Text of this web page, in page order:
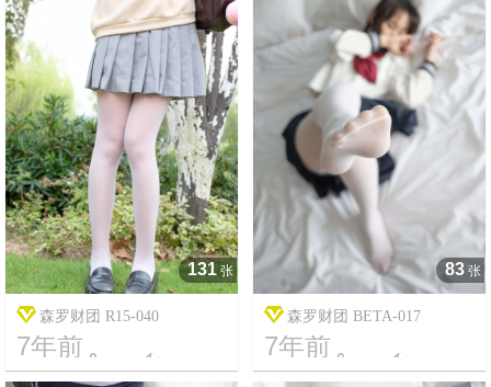
131 张
森罗财团 R15-040
7年前
7 3751
83 张
森罗财团 BETA-017
7年前
8 2325